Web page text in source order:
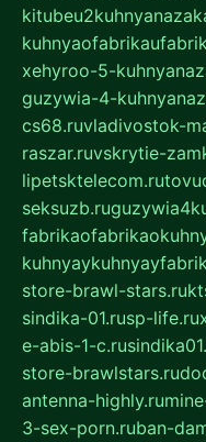
xehyroo-5-
guzywia-4-
cs68.ruvladivostok-
raszar.ruvskrytie-
lipetsktelecom.ru
seksuzb.ru
store-brawl-stars.ru
sindika-01.rusp-life.ru
e-abis-1-c.ru
store-brawlstars.ru
antenna-highly.ru
3-sex-porn.ruban-